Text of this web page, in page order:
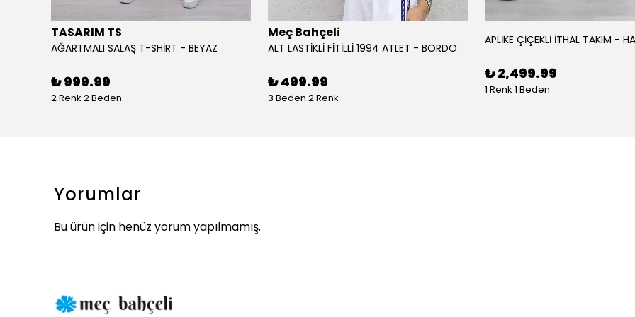
TASARIM TS
AĞARTMALI SALAŞ T-SHİRT - BEYAZ
₺ 999.99
2 Renk 2 Beden
Meç Bahçeli
ALT LASTİKLİ FİTİLLİ 1994 ATLET - BORDO
₺ 499.99
3 Beden 2 Renk
APLİKE ÇİÇEKLİ İTHAL TAKIM -
₺ 2,499.99
1 Renk 1 Beden
Yorumlar
Bu ürün için henüz yorum yapılmamış.